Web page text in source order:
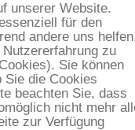
unserer Website.
für den
andere uns
zu
Sie können
Sie die Cookies
beachten Sie, dass
nicht mehr
zur Verfügung